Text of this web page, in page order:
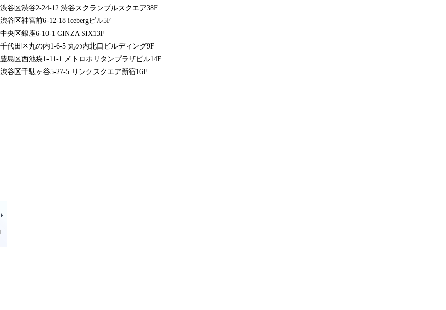
24-12 渋谷スクランブルスクエア38F
6-12-18 icebergビル5F
6-10-1 GINZA SIX13F
内1-6-5 丸の内北口ビルディング9F
1-11-1 メトロポリタンプラザビル14F
谷5-27-5 リンクスクエア新宿16F